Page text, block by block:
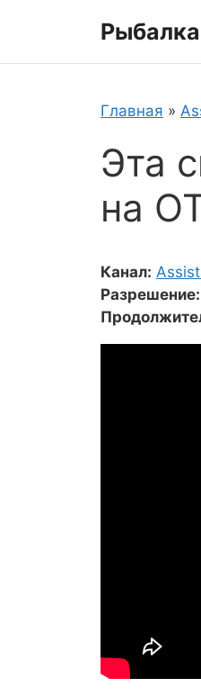
Рыбалка
Главная »
Эта
на
Канал:
Разрешение: